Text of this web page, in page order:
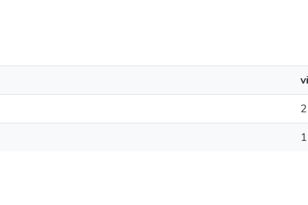
2
1